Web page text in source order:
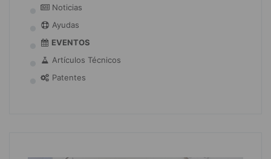
Noticias
Ayudas
EVENTOS
Artículos Técnicos
Patentes